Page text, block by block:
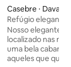
Casebre ⋅ Davaar
Refúgio elegante
mar
Nosso elegante
localizado nas
uma bela cabana
aqueles que